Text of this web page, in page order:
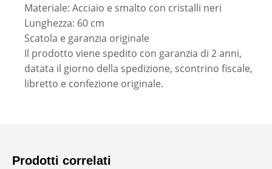
Materiale: Acciaio e smalto con cristalli neri
Lunghezza: 60 cm
Scatola e garanzia originale
Il prodotto viene spedito con garanzia di 2 anni,
datata il giorno della spedizione, scontrino fiscale,
libretto e confezione originale.
Prodotti correlati